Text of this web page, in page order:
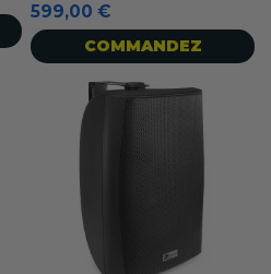
599,00 €
COMMANDEZ